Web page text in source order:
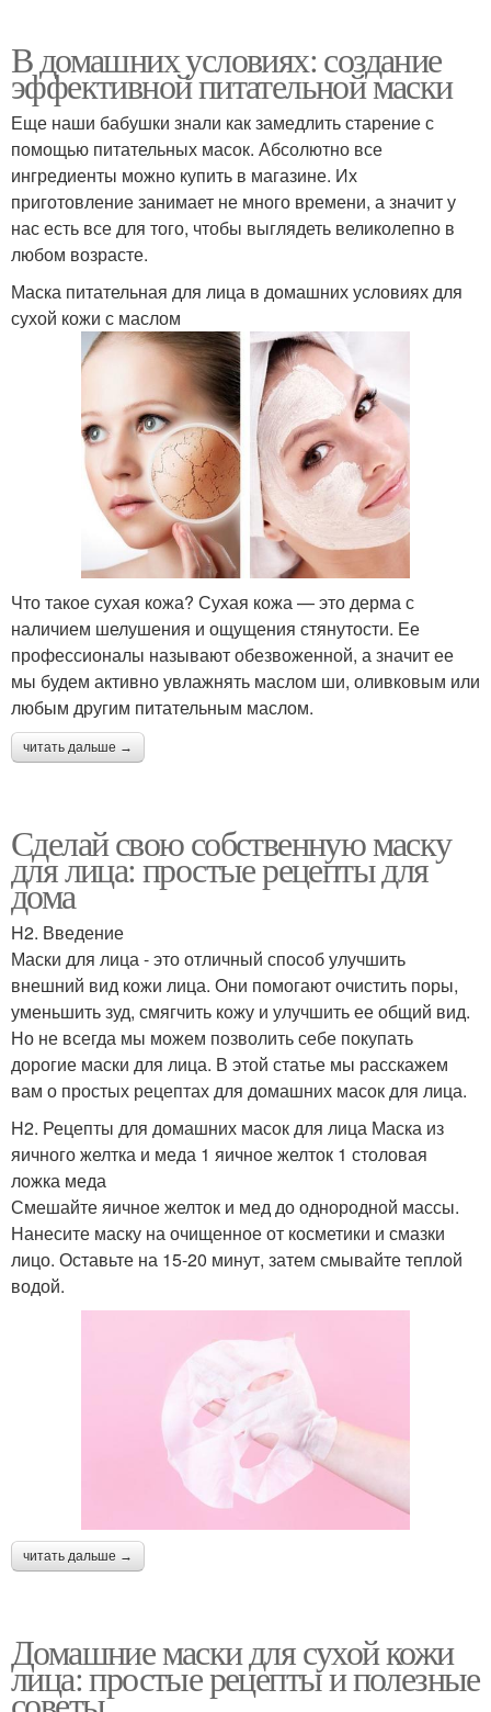
В домашних условиях: создание
эффективной питательной маски
Еще наши бабушки знали как замедлить старение с
помощью питательных масок. Абсолютно все
ингредиенты можно купить в магазине. Их
приготовление занимает не много времени, а значит у
нас есть все для того, чтобы выглядеть великолепно в
любом возрасте.
Маска питательная для лица в домашних условиях для
сухой кожи с маслом
Что такое сухая кожа? Сухая кожа — это дерма с
наличием шелушения и ощущения стянутости. Ее
профессионалы называют обезвоженной, а значит ее
мы будем активно увлажнять маслом ши, оливковым или
любым другим питательным маслом.
читать дальше →
Сделай свою собственную маску
для лица: простые рецепты для
дома
H2. Введение
Маски для лица - это отличный способ улучшить
внешний вид кожи лица. Они помогают очистить поры,
уменьшить зуд, смягчить кожу и улучшить ее общий вид.
Но не всегда мы можем позволить себе покупать
дорогие маски для лица. В этой статье мы расскажем
вам о простых рецептах для домашних масок для лица.
H2. Рецепты для домашних масок для лица Маска из
яичного желтка и меда 1 яичное желток 1 столовая
ложка меда
Смешайте яичное желток и мед до однородной массы.
Нанесите маску на очищенное от косметики и смазки
лицо. Оставьте на 15-20 минут, затем смывайте теплой
водой.
читать дальше →
Домашние маски для сухой кожи
лица: простые рецепты и полезные